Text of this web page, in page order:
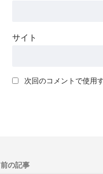
サイト
次回のコメントで使用
前の記事